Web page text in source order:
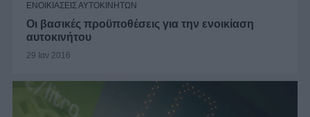
ΕΝΟΙΚΙΑΣΕΙΣ ΑΥΤΟΚΙΝΗΤΩΝ
Οι βασικές προϋποθέσεις για την ενοικίαση
αυτοκινήτου
29 Ιαν 2016